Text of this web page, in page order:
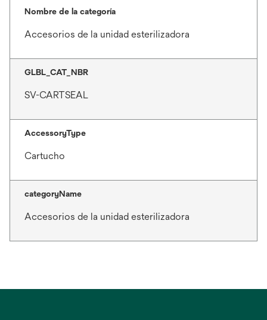
Nombre de la categoría
Accesorios de la unidad esterilizadora
GLBL_CAT_NBR
SV-CARTSEAL
AccessoryType
Cartucho
categoryName
Accesorios de la unidad esterilizadora